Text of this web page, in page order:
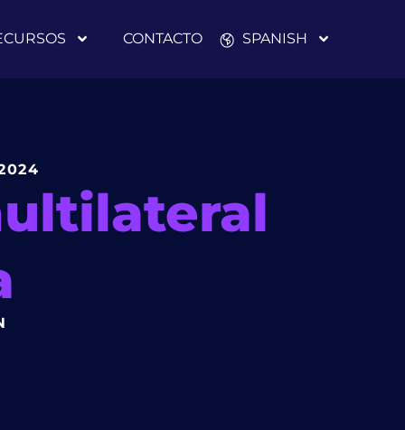
CONTACTO SPANISH